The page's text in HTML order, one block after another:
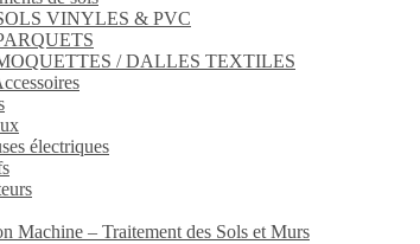
VINYLES & PVC
/ DALLES TEXTILES
électriques
Machine – Traitement des Sols et Murs